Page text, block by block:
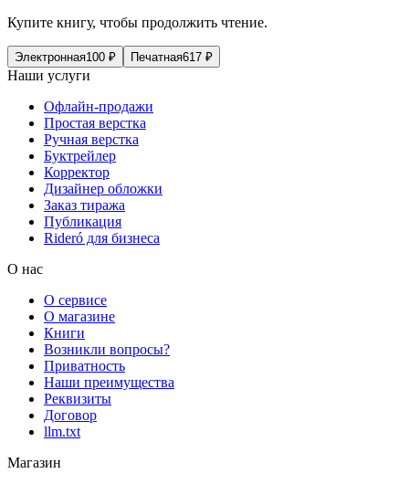
Купите книгу, чтобы продолжить чтение.
Электронная100 ₽ Печатная617 ₽
Наши услуги
Офлайн-продажи
Простая верстка
Ручная верстка
Буктрейлер
Корректор
Дизайнер обложки
Заказ тиража
Публикация
Rideró для бизнеса
О нас
О сервисе
О магазине
Книги
Возникли вопросы?
Приватность
Наши преимущества
Реквизиты
Договор
llm.txt
Магазин